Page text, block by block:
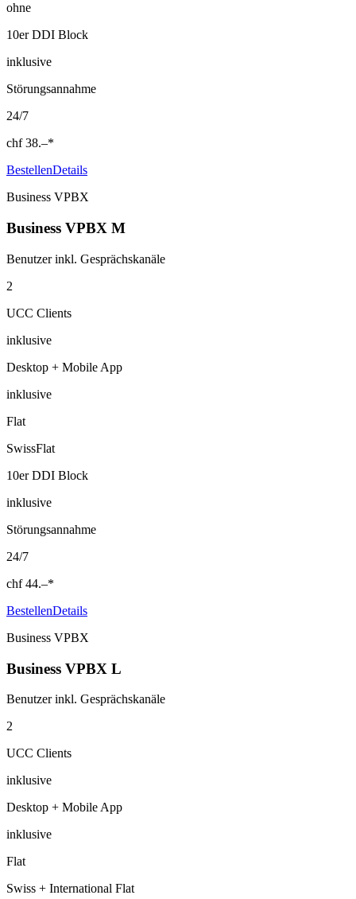
ohne
10er DDI Block
inklusive
Störungsannahme
24/7
chf 38.–*
BestellenDetails
Business VPBX
Business VPBX M
Benutzer inkl. Gesprächskanäle
2
UCC Clients
inklusive
Desktop + Mobile App
inklusive
Flat
SwissFlat
10er DDI Block
inklusive
Störungsannahme
24/7
chf 44.–*
BestellenDetails
Business VPBX
Business VPBX L
Benutzer inkl. Gesprächskanäle
2
UCC Clients
inklusive
Desktop + Mobile App
inklusive
Flat
Swiss + International Flat